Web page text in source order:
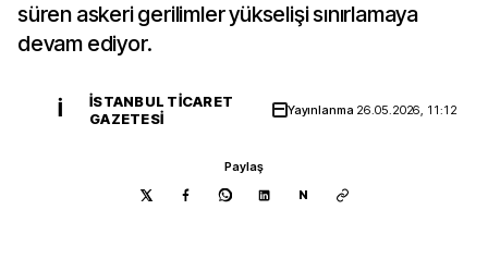
süren askeri gerilimler yükselişi sınırlamaya
devam ediyor.
İ
İSTANBUL TICARET
GAZETESI
Yayınlanma 26.05.2026, 11:12
Paylaş
N